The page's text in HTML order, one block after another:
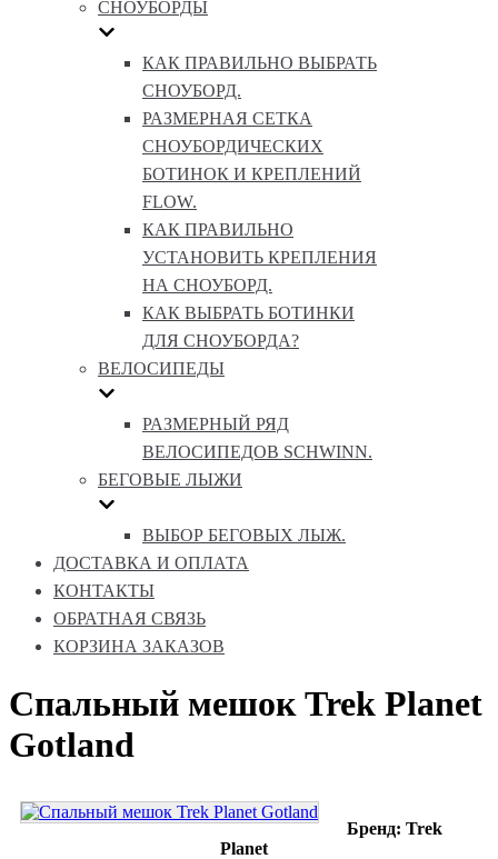
СНОУБОРДЫ
КАК ПРАВИЛЬНО ВЫБРАТЬ
СНОУБОРД.
РАЗМЕРНАЯ СЕТКА
СНОУБОРДИЧЕСКИХ
БОТИНОК И КРЕПЛЕНИЙ
FLOW.
КАК ПРАВИЛЬНО
УСТАНОВИТЬ КРЕПЛЕНИЯ
НА СНОУБОРД.
КАК ВЫБРАТЬ БОТИНКИ
ДЛЯ СНОУБОРДА?
ВЕЛОСИПЕДЫ
РАЗМЕРНЫЙ РЯД
ВЕЛОСИПЕДОВ SCHWINN.
БЕГОВЫЕ ЛЫЖИ
ВЫБОР БЕГОВЫХ ЛЫЖ.
ДОСТАВКА И ОПЛАТА
КОНТАКТЫ
ОБРАТНАЯ СВЯЗЬ
КОРЗИНА ЗАКАЗОВ
Спальный мешок Trek Planet
Gotland
Бренд: Trek
Planet